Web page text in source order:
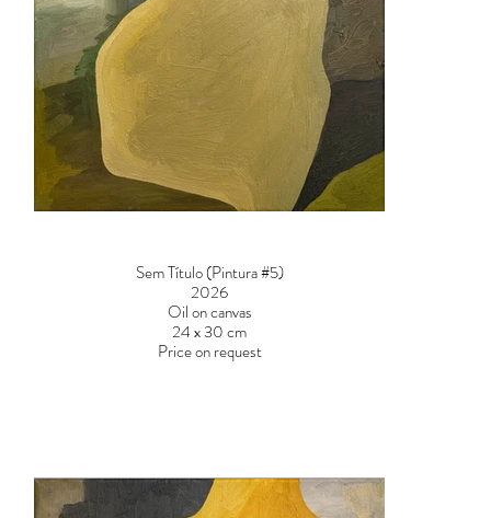
Sem Título (Pintura #5)
2026
Oil on canvas
24 x 30 cm
Price on request